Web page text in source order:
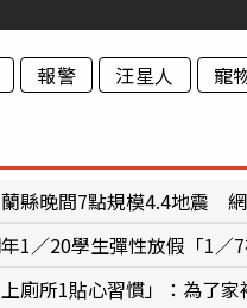
報警 汪星人 寵
縣晚間7點規模4.4地震
1／20學生彈性放假「1
廁所1貼心習慣」：為了